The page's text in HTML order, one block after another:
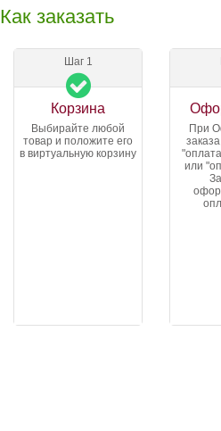
Как заказать
Шаг 1
Корзина
Выбирайте любой
товар и положите его
в виртуальную корзину
При
или